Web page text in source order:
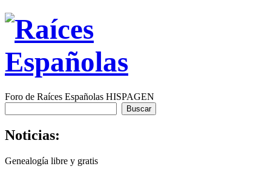
Foro de Raíces Españolas HISPAGEN
Noticias:
Genealogía libre y gratis